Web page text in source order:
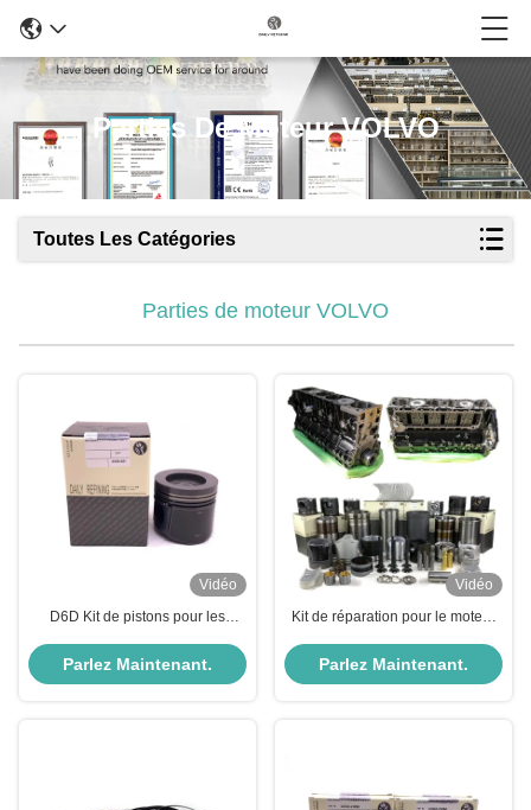
Parties De Moteur VOLVO
Toutes Les Catégories
Parties de moteur VOLVO
Vidéo
D6D Kit de pistons pour les
1365 VOE04501365
Parlez Maintenant.
Vidéo
Kit de réparation pour le moteur
Parlez Maintenant.